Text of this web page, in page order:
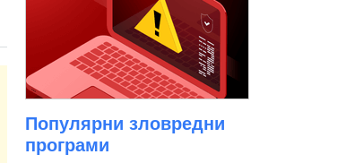
Популярни зловредни
програми